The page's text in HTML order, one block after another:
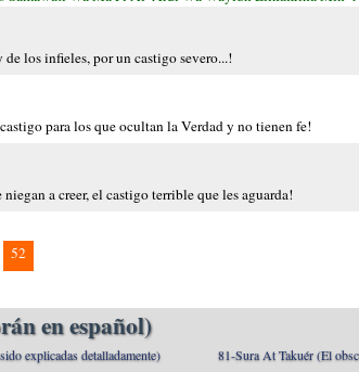
los infieles, por un castigo severo...!
para los que ocultan la Verdad y no tienen fe!
a creer, el castigo terrible que les aguarda!
52
en español)
explicadas detalladamente)
81-Sura At Takuér (El